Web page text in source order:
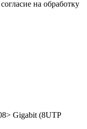
на обработку
Gigabit (8UTP